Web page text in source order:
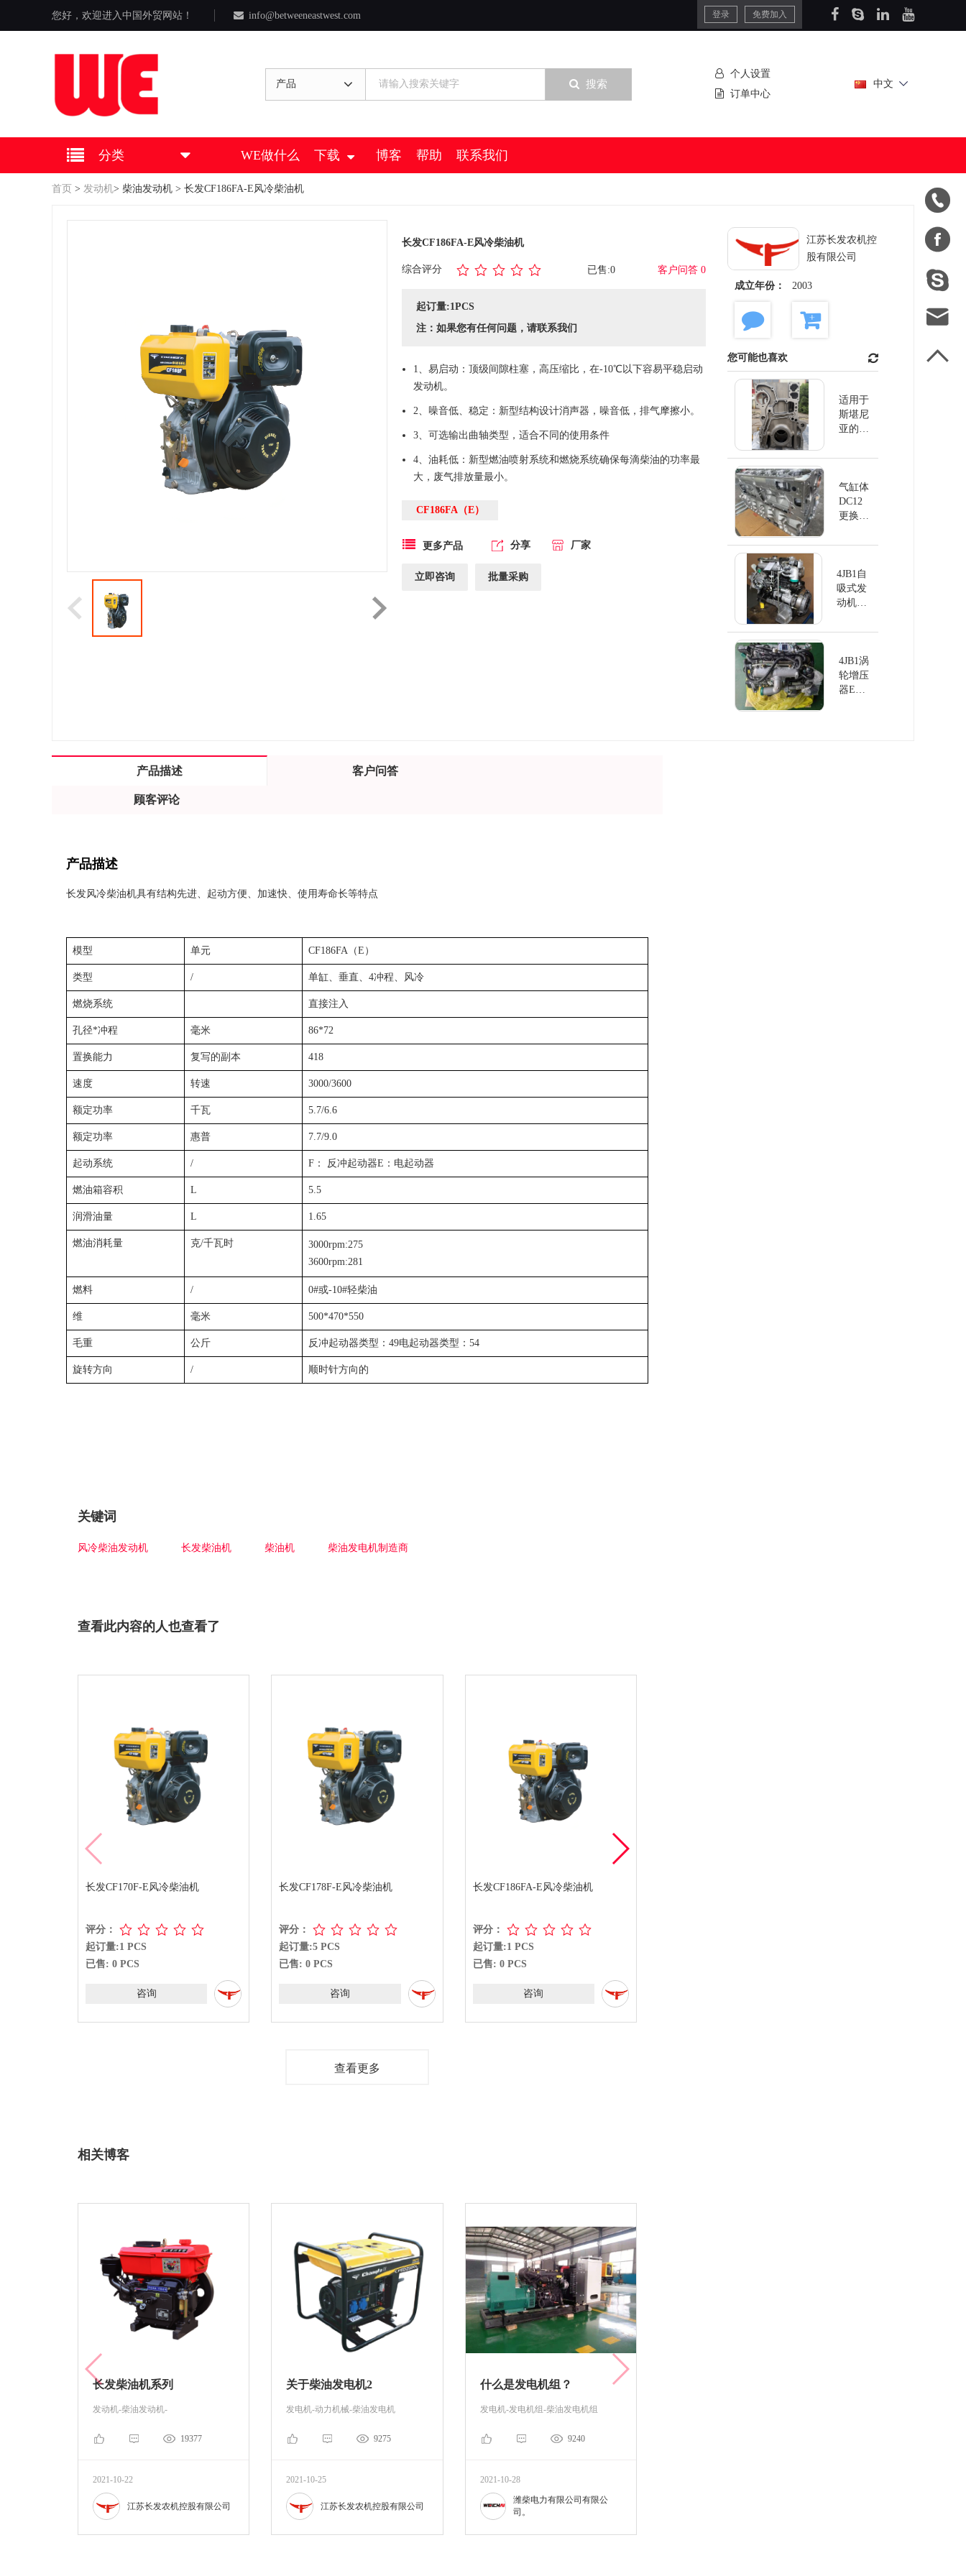
您好，欢迎进入中国外贸网站！ info@betweeneastwest.com 登录 免费加入





产品 搜索
个人设置
订单中心
中文
分类 WE做什么 下载 博客 帮助 联系我们
首页 > 发动机> 柴油发动机 > 长发CF186FA-E风冷柴油机
长发CF186FA-E风冷柴油机
综合评分 已售:0 客户问答 0
起订量:1PCS
注：如果您有任何问题，请联系我们
1、易启动：顶级间隙柱塞，高压缩比，在-10℃以下容易平稳启动
发动机。
2、噪音低、稳定：新型结构设计消声器，噪音低，排气摩擦小。
3、可选输出曲轴类型，适合不同的使用条件
4、油耗低：新型燃油喷射系统和燃烧系统确保每滴柴油的功率最
大，废气排放量最小。
CF186FA（E）
更多产品 分享 厂家
立即咨询 批量采购
江苏长发农机控
股有限公司
成立年份： 2003
您可能也喜欢
适用于
斯堪尼
亚的缸
DC13
气缸体
DC12
更换斯
4JB1自
吸式发
动机
EUI排
4JB1涡
轮增压
器EU
产品描述 客户问答
顾客评论
产品描述
长发风冷柴油机具有结构先进、起动方便、加速快、使用寿命长等特点
模型 单元 CF186FA（E）
类型 / 单缸、垂直、4冲程、风冷
燃烧系统 直接注入
孔径*冲程 毫米 86*72
置换能力 复写的副本 418
速度 转速 3000/3600
额定功率 千瓦 5.7/6.6
额定功率 惠普 7.7/9.0
起动系统 / F： 反冲起动器E：电起动器
燃油箱容积 L 5.5
润滑油量 L 1.65
燃油消耗量 克/千瓦时
3000rpm:275
3600rpm:281
燃料 / 0#或-10#轻柴油
维 毫米 500*470*550
毛重 公斤 反冲起动器类型：49电起动器类型：54
旋转方向 / 顺时针方向的
关键词
风冷柴油发动机 长发柴油机 柴油机 柴油发电机制造商
查看此内容的人也查看了
长发CF170F-E风冷柴油机
评分：
起订量:1 PCS
已售: 0 PCS
咨询
长发CF178F-E风冷柴油机
评分：
起订量:5 PCS
已售: 0 PCS
咨询
长发CF186FA-E风冷柴油机
评分：
起订量:1 PCS
已售: 0 PCS
咨询
查看更多
相关博客
长发柴油机系列
发动机-柴油发动机-
19377
2021-10-22
江苏长发农机控股有限公司
关于柴油发电机2
发电机-动力机械-柴油发电机
9275
2021-10-25
江苏长发农机控股有限公司
什么是发电机组？
发电机-发电机组-柴油发电机组
9240
2021-10-28
潍柴电力有限公司有限公
司。